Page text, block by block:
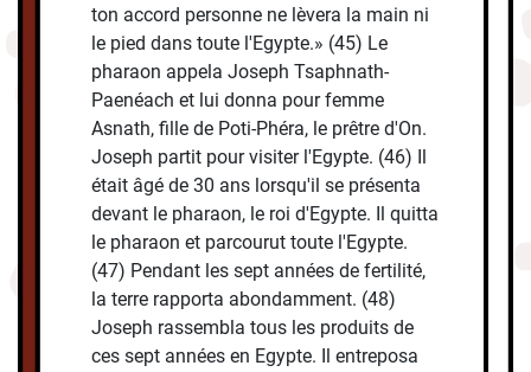
ton accord personne ne lèvera la main ni
le pied dans toute l'Egypte.» (45) Le
pharaon appela Joseph Tsaphnath-
Paenéach et lui donna pour femme
Asnath, fille de Poti-Phéra, le prêtre d'On.
Joseph partit pour visiter l'Egypte. (46) Il
était âgé de 30 ans lorsqu'il se présenta
devant le pharaon, le roi d'Egypte. Il quitta
le pharaon et parcourut toute l'Egypte.
(47) Pendant les sept années de fertilité,
la terre rapporta abondamment. (48)
Joseph rassembla tous les produits de
ces sept années en Egypte. Il entreposa